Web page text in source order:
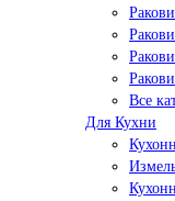
Все
Для Кухни